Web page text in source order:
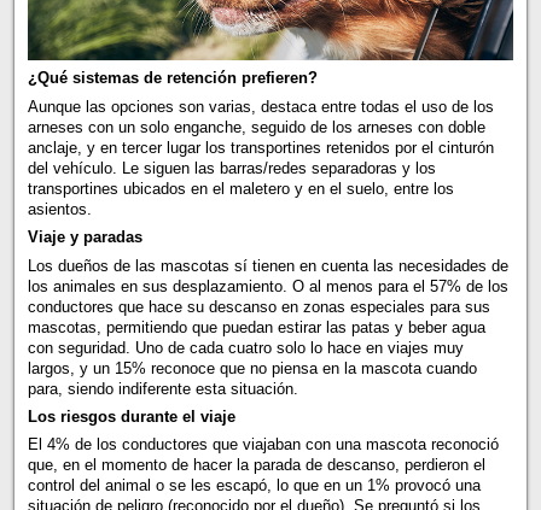
¿Qué sistemas de retención prefieren?
Aunque las opciones son varias, destaca entre todas el uso de los
arneses con un solo enganche, seguido de los arneses con doble
anclaje, y en tercer lugar los transportines retenidos por el cinturón
del vehículo. Le siguen las barras/redes separadoras y los
transportines ubicados en el maletero y en el suelo, entre los
asientos.
Viaje y paradas
Los dueños de las mascotas sí tienen en cuenta las necesidades de
los animales en sus desplazamiento. O al menos para el 57% de los
conductores que hace su descanso en zonas especiales para sus
mascotas, permitiendo que puedan estirar las patas y beber agua
con seguridad. Uno de cada cuatro solo lo hace en viajes muy
largos, y un 15% reconoce que no piensa en la mascota cuando
para, siendo indiferente esta situación.
Los riesgos durante el viaje
El 4% de los conductores que viajaban con una mascota reconoció
que, en el momento de hacer la parada de descanso, perdieron el
control del animal o se les escapó, lo que en un 1% provocó una
situación de peligro (reconocido por el dueño). Se preguntó si los